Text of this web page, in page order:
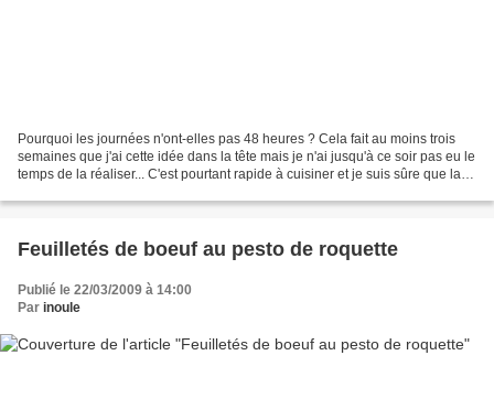
Pourquoi les journées n'ont-elles pas 48 heures ? Cela fait au moins trois
semaines que j'ai cette idée dans la tête mais je n'ai jusqu'à ce soir pas eu le
temps de la réaliser... C'est pourtant rapide à cuisiner et je suis sûre que la
Feuilletés de boeuf au pesto de roquette
Publié le 22/03/2009 à 14:00
Par inoule